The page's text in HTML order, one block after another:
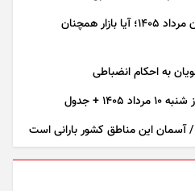
پیش بینی قیمت طلا در پایان مرداد 1405؛ آیا بازار همچنان
+ جدول
این مناطق کشور بارانی است